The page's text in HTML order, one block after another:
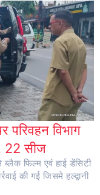
परिवहन विभाग
22 सीज
ब्लैक फिल्म एवं हाई डेंसिटी
की गई जिसमे हल्द्वानी